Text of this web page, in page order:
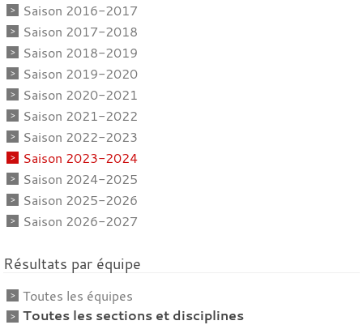
Saison 2016-2017
Saison 2017-2018
Saison 2018-2019
Saison 2019-2020
Saison 2020-2021
Saison 2021-2022
Saison 2022-2023
Saison 2023-2024
Saison 2024-2025
Saison 2025-2026
Saison 2026-2027
Résultats par équipe
Toutes les équipes
Toutes les sections et disciplines